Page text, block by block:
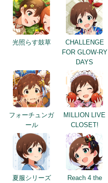
光照らす鼓草
CHALLENGE
FOR GLOW-RY
DAYS
フォーチュンガ
ール
MILLION LIVE
CLOSET!
夏服シリーズ
Reach 4 the